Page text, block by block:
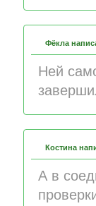
Фёкла
Ней
Костина
А в